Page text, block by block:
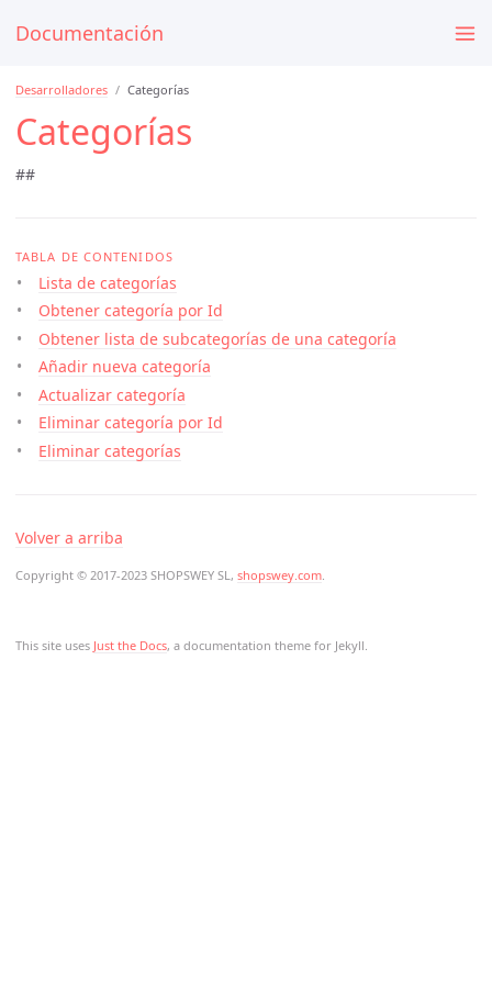
Documentación
This site uses Just the Docs, a documentation theme for Jekyll.
Desarrolladores Categorías
Categorías
##
TABLA DE CONTENIDOS
Lista de categorías
Obtener categoría por Id
Obtener lista de subcategorías de una categoría
Añadir nueva categoría
Actualizar categoría
Eliminar categoría por Id
Eliminar categorías
Volver a arriba
Copyright © 2017-2023 SHOPSWEY SL, shopswey.com